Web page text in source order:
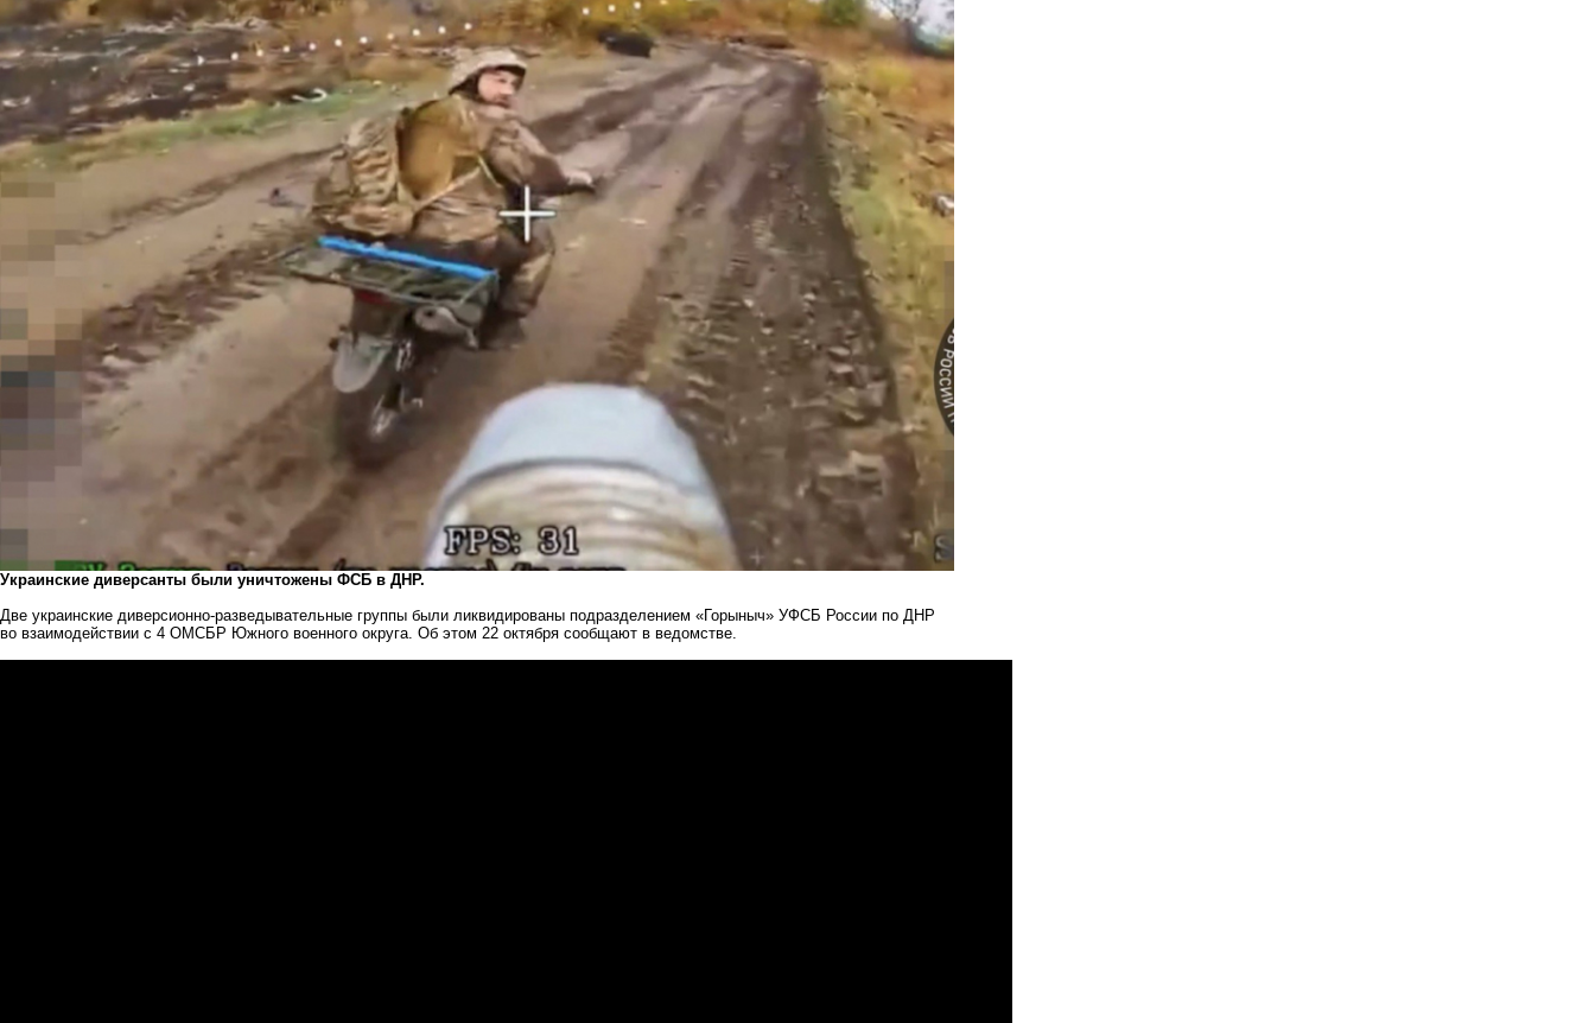
Украинские диверсанты были уничтожены ФСБ в ДНР.
Две украинские диверсионно-разведывательные группы были ликвидированы подразделением «Горыныч» УФСБ России по ДНР
во взаимодействии с 4 ОМСБР Южного военного округа. Об этом 22 октября сообщают в ведомстве.